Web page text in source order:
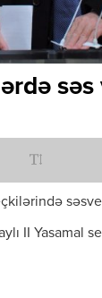
səs
II Yasamal